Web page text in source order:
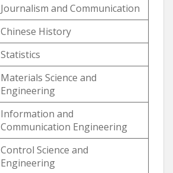
Journalism and Communication
Chinese History
Statistics
Materials Science and
Engineering
Information and
Communication Engineering
Control Science and
Engineering